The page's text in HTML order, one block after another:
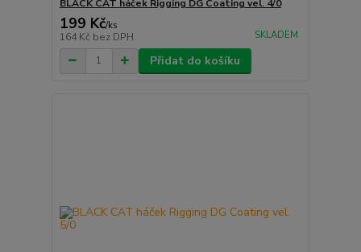
BLACK CAT háček Rigging DG Coating vel. 4/0
199 Kč/ks
164 Kč bez DPH SKLADEM
Přidat do košíku